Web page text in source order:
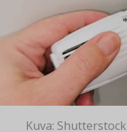
Kuva: Shutterstock